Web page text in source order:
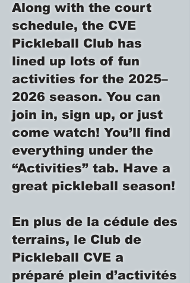
Along with the court
schedule, the CVE
Pickleball Club has
lined up lots of fun
activities for the 2025–
2026 season. You can
join in, sign up, or just
come watch! You’ll find
everything under the
“Activities” tab. Have a
great pickleball season!
En plus de la cédule des
terrains, le Club de
Pickleball CVE a
préparé plein d’activités